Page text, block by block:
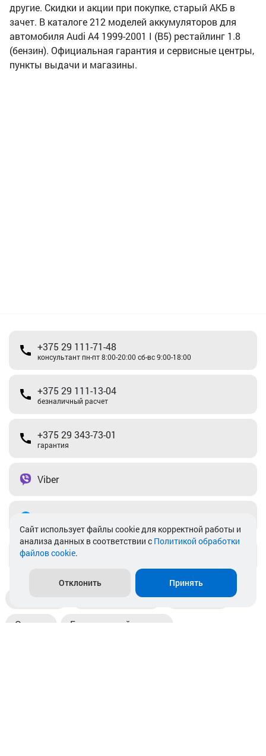
другие. Скидки и акции при покупке, старый АКБ в
зачет. В каталоге 212 моделей аккумуляторов для
автомобиля Audi A4 1999-2001 I (B5) рестайлинг 1.8
(бензин). Официальная гарантия и сервисные центры,
пункты выдачи и магазины.
+375 29 111-71-48
консультант пн-пт 8:00-20:00 сб-вс 9:00-18:00
+375 29 111-13-04
безналичный расчет
+375 29 343-73-01
гарантия
Viber
info@akkamulik.by
Пункты выдачи Магазины
Оплата Безналичный расчет
Cайт использует файлы cookie для корректной работы и
анализа данных в соответствии с Политикой обработки
файлов cookie.
Отклонить Принять